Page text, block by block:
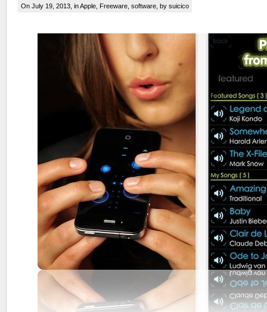
On July 19, 2013, inApple Freeware software , by suicico